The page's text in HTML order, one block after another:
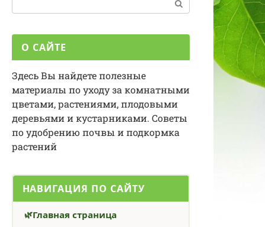
О САЙТЕ
Здесь Вы найдете полезные
материалы по уходу за комнатными
цветами, растениями, плодовыми
деревьями и кустарниками. Советы
по удобрению почвы и подкормка
растений
НАВИГАЦИЯ ПО САЙТУ
Главная страница